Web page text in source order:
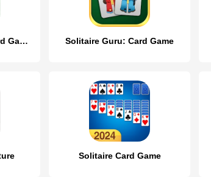
Pyramid Solitaire - Card Games Solitaire Guru: Card Game
Solitaire Card Game